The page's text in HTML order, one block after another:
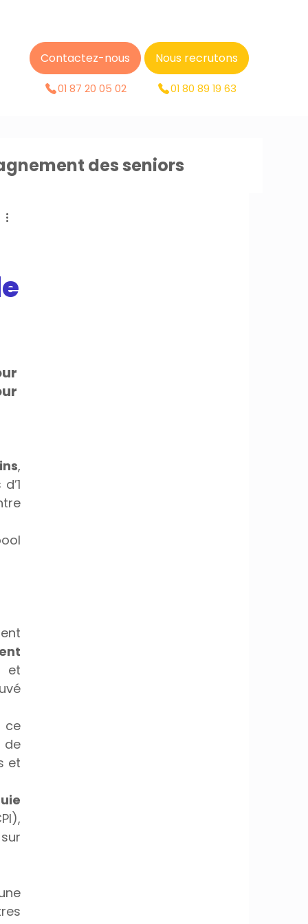
Contactez-nous
01 87 20 05 02
Nous recrutons
01 80 89 19 63
des seniors
,
et
ce
et